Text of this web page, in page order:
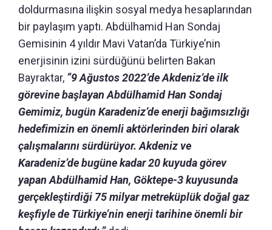
doldurmasına ilişkin sosyal medya hesaplarından
bir paylaşım yaptı. Abdülhamid Han Sondaj
Gemisinin 4 yıldır Mavi Vatan’da Türkiye’nin
enerjisinin izini sürdüğünü belirten Bakan
Bayraktar, “9 Ağustos 2022’de Akdeniz’de ilk
görevine başlayan Abdülhamid Han Sondaj
Gemimiz, bugün Karadeniz’de enerji bağımsızlığı
hedefimizin en önemli aktörlerinden biri olarak
çalışmalarını sürdürüyor. Akdeniz ve
Karadeniz’de bugüne kadar 20 kuyuda görev
yapan Abdülhamid Han, Göktepe-3 kuyusunda
gerçekleştirdiği 75 milyar metreküplük doğal gaz
keşfiyle de Türkiye’nin enerji tarihine önemli bir